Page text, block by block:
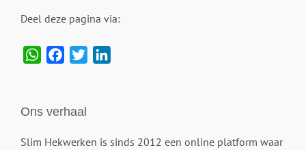
Deel deze pagina via:
WhatsAppFacebook
Twitter
Ons verhaal
Slim Hekwerken is sinds 2012 een online platform waar